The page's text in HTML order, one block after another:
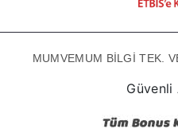
MUMVEMUM BİLGİ TEK.
Güvenli